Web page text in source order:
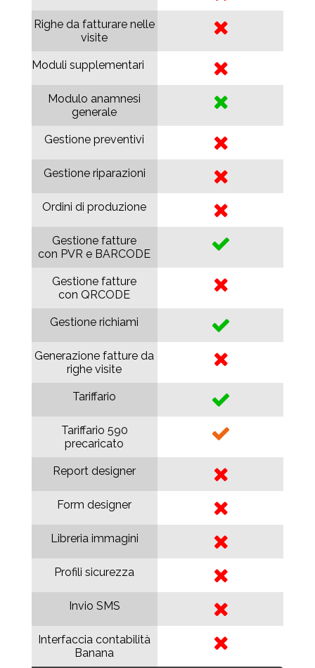
Righe da fatturare nelle
visite
Moduli supplementari
Modulo anamnesi
generale
Gestione preventivi
Gestione riparazioni
Ordini di produzione
Gestione fatture
con PVR e BARCODE
Gestione fatture
con QRCODE
Gestione richiami
Generazione fatture da
righe visite
Tariffario
Tariffario 590
precaricato
Report designer
Form designer
Libreria immagini
Profili sicurezza
Invio SMS
Interfaccia contabilità
Banana